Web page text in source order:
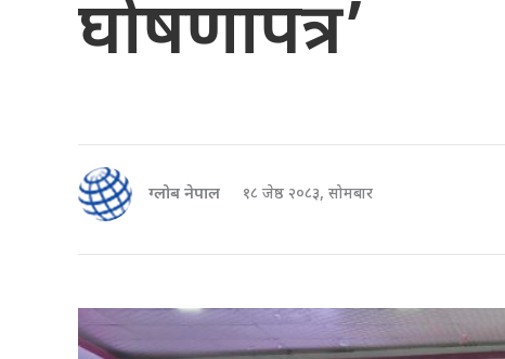
घोषणापत्र’
ग्लोब नेपाल १८ जेष्ठ २०८३, सोमबार